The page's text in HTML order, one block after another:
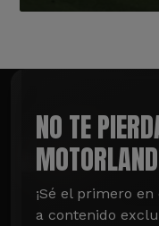
NO TE
MOTORLAND
¡Sé el primero
a contenido